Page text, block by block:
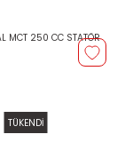
TÜKENDİ